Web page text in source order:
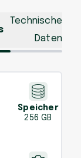
Technische
Daten
Speicher
256 GB